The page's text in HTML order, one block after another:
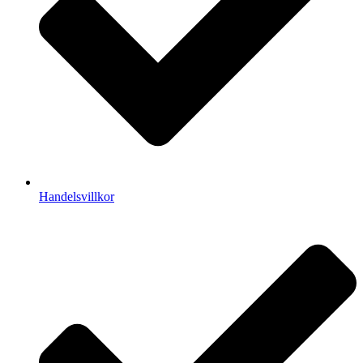
Handelsvillkor